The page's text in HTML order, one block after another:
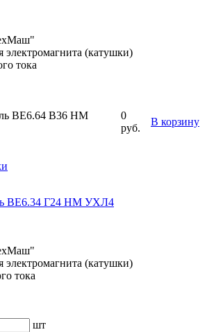
(катушки)
тока
ВЕ6.64 В36 НМ
0
руб.
В корзину
ВЕ6.34 Г24 НМ УХЛ4
(катушки)
тока
шт